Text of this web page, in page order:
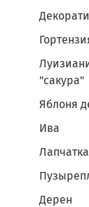
"сакура"
Яблоня
Ива
Лапчатка
Дерен